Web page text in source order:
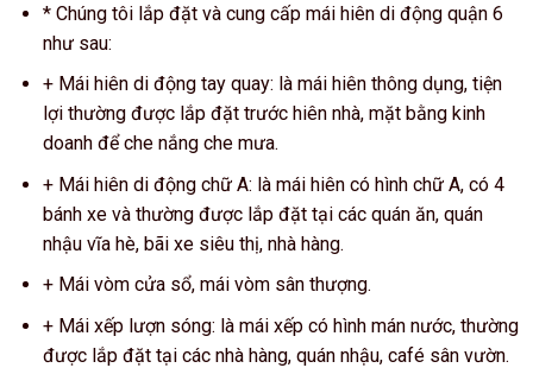
* Chúng tôi lắp đặt và cung cấp mái hiên di động quận 6
như sau:
+ Mái hiên di động tay quay: là mái hiên thông dụng, tiện
lợi thường được lắp đặt trước hiên nhà, mặt bằng kinh
doanh để che nắng che mưa.
+ Mái hiên di động chữ A: là mái hiên có hình chữ A, có 4
bánh xe và thường được lắp đặt tại các quán ăn, quán
nhậu vĩa hè, bãi xe siêu thị, nhà hàng.
+ Mái vòm cửa sổ, mái vòm sân thượng.
+ Mái xếp lượn sóng: là mái xếp có hình mán nước, thường
được lắp đặt tại các nhà hàng, quán nhậu, café sân vườn.